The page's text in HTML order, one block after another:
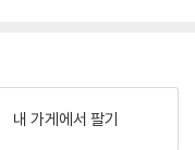
내 가게에서 팔기